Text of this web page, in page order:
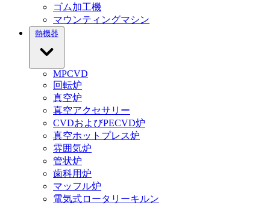
ゴム加工機
マウンティングマシン
熱機器
MPCVD
回転炉
真空炉
真空アクセサリー
CVDおよびPECVD炉
真空ホットプレス炉
雰囲気炉
管状炉
歯科用炉
マッフル炉
電気式ロータリーキルン